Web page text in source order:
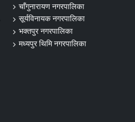
चाँगुनारायण नगरपालिका
सूर्यविनायक नगरपालिका
भक्तपुर नगरपालिका
मध्यपुर थिमि नगरपालिका